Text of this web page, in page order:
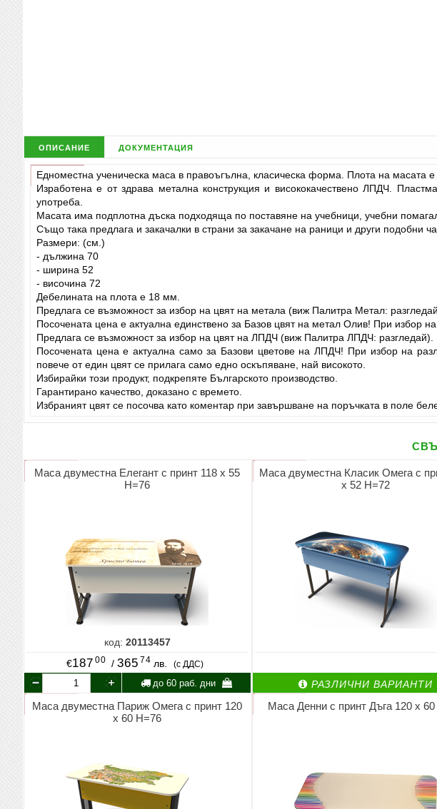
описание документация
Едноместна ученическа маса в правоъгълна, класическа форма. Плота на масата
Изработена е от здрава метална конструкция и висококачествено ЛПДЧ.
употреба.
Масата има подплотна дъска подходяща по поставяне на учебници, учебни
Също така предлага и закачалки в страни за закачане на раници и други подобни
Размери: (см.)
- дължина 70
- ширина 52
- височина 72
Дебелината на плота е 18 мм.
Предлага се възможност за избор на цвят на метала (виж Палитра Метал:
Посочената цена е актуална единствено за Базов цвят на метал Олив! При избор
Предлага се възможност за избор на цвят на ЛПДЧ (виж Палитра ЛПДЧ: разгледай).
Посочената цена е актуална само за Базови цветове на ЛПДЧ! При избор на
повече от един цвят се прилага само едно оскъпяване, най високото.
Избирайки този продукт, подкрепяте Българското производство.
Гарантирано качество, доказано с времето.
Избраният цвят се посочва като коментар при завършване на поръчката в поле
Маса двуместна Елегант с принт 118 х 55
Н=76
код: 20113457
€187 00 /365 74 лв. (с ДДС)
до 60 раб. дни
Маса двуместна Класик Омега с
х 52 Н=72
РАЗЛИЧНИ ВАРИАНТИ
Маса двуместна Париж Омега с принт 120
х 60 Н=76
Маса Денни с принт Дъга 120 х